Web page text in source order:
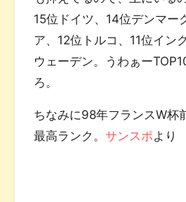
15位ドイツ、14位デンマー
ア、12位トルコ、11位イン
ウェーデン。うわぁー
ろ。
ちなみに98年フランスW杯
最高ランク。サンスポより